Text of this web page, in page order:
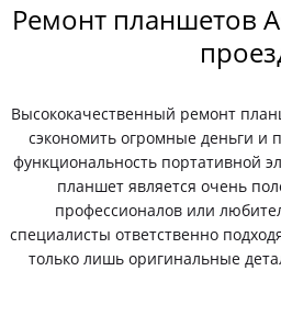
Ремонт планшетов
Высококачественный ремонт
сэкономить огромные деньги и
функциональность портативной
планшет является очень
профессионалов или
специалисты ответственно
только лишь оригинальные